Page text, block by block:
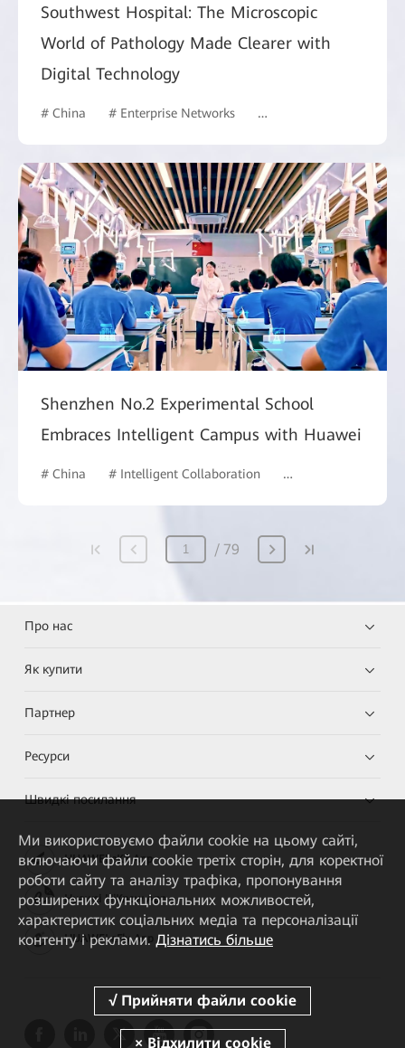
Southwest Hospital: The Microscopic
World of Pathology Made Clearer with
Digital Technology
# China # Enterprise Networks # Manufacturing
Shenzhen No.2 Experimental School
Embraces Intelligent Campus with Huawei
# China # Intelligent Collaboration # Education
79
Про нас
Як купити
Партнер
Ресурси
Швидкі посилання
HUAWEI eKit App
Huawei HiKnow App
HUAWEI eFly App
Ми використовуємо файли cookie на цьому сайті,
включаючи файли cookie третіх сторін, для коректної
роботи сайту та аналізу трафіка, пропонування
розширених функціональних можливостей,
характеристик соціальних медіа та персоналізації
контенту і реклами. Дізнатись більше